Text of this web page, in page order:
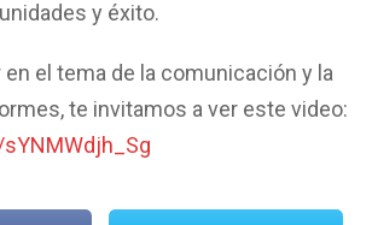
y éxito.
el tema de la comunicación y la
te invitamos a ver este video: